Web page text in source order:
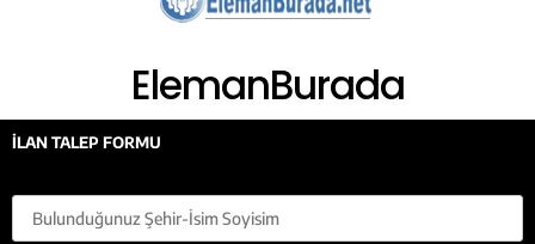
ElemanBurada
İLAN TALEP FORMU